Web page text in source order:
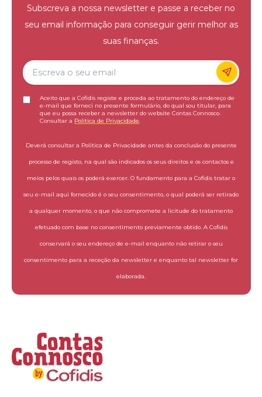
Subscreva a nossa newsletter e passe a receber no
seu email informação para conseguir gerir melhor as
suas finanças.
Aceito que a Cofidis registe e proceda ao tratamento do endereço de
e-mail que forneci no presente formulário, do qual sou titular, para
que eu possa receber a newsletter do website Contas Connosco.
Consultar a Política de Privacidade
Deverá consultar a Política de Privacidade antes da conclusão do presente
processo de registo, na qual são indicados os seus direitos e os contactos e
meios pelos quais os poderá exercer. O fundamento para a Cofidis tratar o
seu e-mail aqui fornecido é o seu consentimento, o qual poderá ser retirado
a qualquer momento, o que não compromete a licitude do tratamento
efetuado com base no consentimento previamente obtido. A Cofidis
conservará o seu endereço de e-mail enquanto não retirar o seu
consentimento para a receção da newsletter e enquanto tal newsletter for
elaborada.